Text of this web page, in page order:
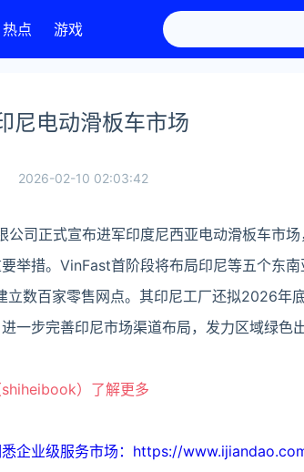
热点 游戏
尼电动滑板车市场
2026-02-10 02:03:42
公司正式宣布进军印度尼西亚电动滑板车市
举措。VinFast首阶段将布局印尼等五个东
立数百家零售网点。其印尼工厂还拟2026年
一步完善印尼市场渠道布局，发力区域绿色出
）了解更多
悉企业级服务市场：https://